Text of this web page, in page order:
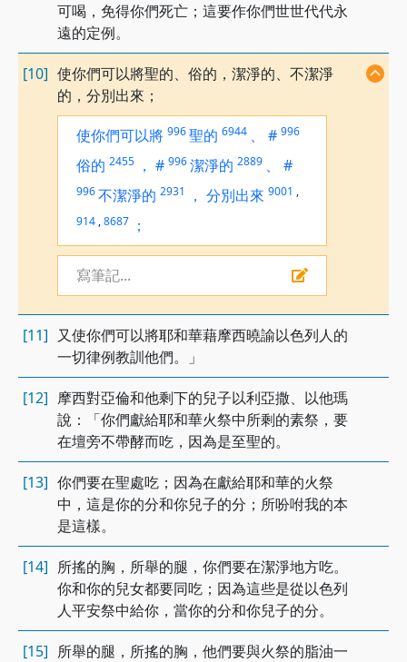
可喝，免得你們死亡；這要作你們世世代代永
遠的定例。
[10] 使你們可以將聖的、俗的，潔淨的、不潔淨
的，分別出來；
使你們可以將 996聖的 6944 、 # 996
俗的 2455 ， # 996潔淨的 2889 、 #
996不潔淨的 2931 ， 分別出來 9001 ,
914 ,8687 ；
寫筆記...
[11] 又使你們可以將耶和華藉摩西曉諭以色列人的
一切律例教訓他們。」
[12] 摩西對亞倫和他剩下的兒子以利亞撒、以他瑪
說：「你們獻給耶和華火祭中所剩的素祭，要
在壇旁不帶酵而吃，因為是至聖的。
[13] 你們要在聖處吃；因為在獻給耶和華的火祭
中，這是你的分和你兒子的分；所吩咐我的本
是這樣。
[14] 所搖的胸，所舉的腿，你們要在潔淨地方吃。
你和你的兒女都要同吃；因為這些是從以色列
人平安祭中給你，當你的分和你兒子的分。
[15] 所舉的腿，所搖的胸，他們要與火祭的脂油一